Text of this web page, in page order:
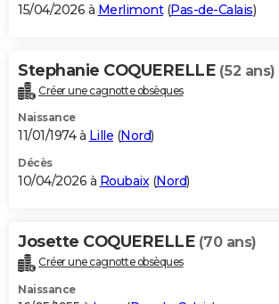
15/04/2026 à Merlimont(Pas-de-Calais)
Stephanie COQUERELLE (52 ans)
Créer une cagnotte obsèques
Naissance
11/01/1974 à Lille (Nord)
Décès
10/04/2026 à Roubaix(Nord)
Josette COQUERELLE (70 ans)
Créer une cagnotte obsèques
Naissance